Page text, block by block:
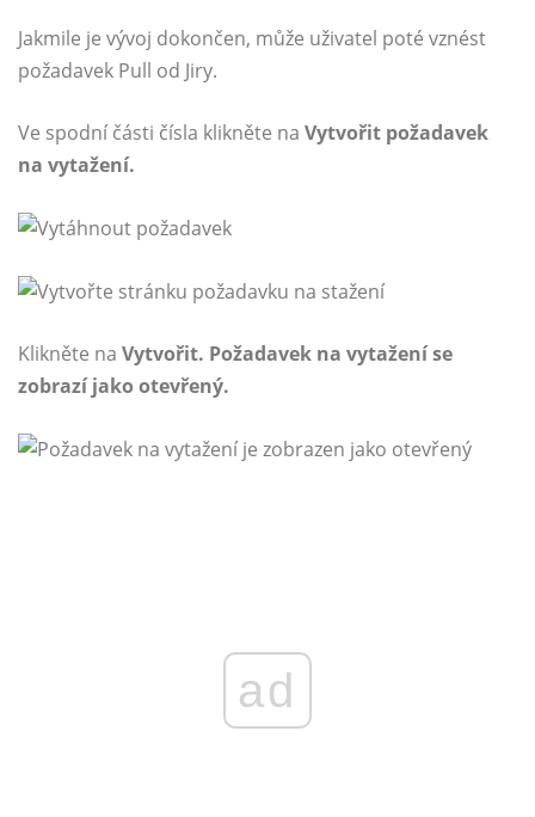
Jakmile je vývoj dokončen, může uživatel poté vznést
požadavek Pull od Jiry.
Ve spodní části čísla klikněte na Vytvořit požadavek
na vytažení.
Klikněte na Vytvořit. Požadavek na vytažení se
zobrazí jako otevřený.
ad